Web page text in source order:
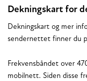
Dekningskart for
Dekningskart og mer
sendernettet finner du
Frekvensbåndet over
mobilnett. Siden disse